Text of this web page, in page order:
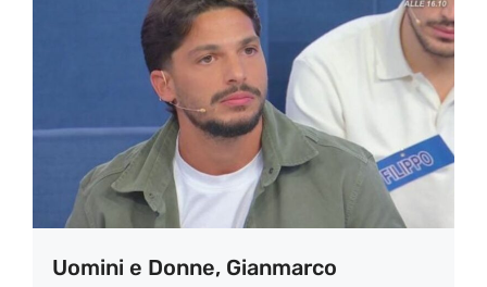
Uomini e Donne, Gianmarco